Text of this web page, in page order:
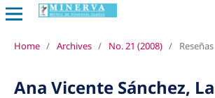
Home / Archives / No. 21 (2008) / Reseñas
Ana Vicente Sánchez,